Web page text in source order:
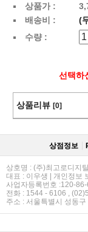
상품가 :
배송비 :
(
수량 :
선택하
상품리뷰 [0]
상점정보
상호명 : (주)최고로디지
대표 : 이우생 | 개인정보
사업자등록번호 :120-
전화 : 1544 - 6106 ,
주소 : 서울특별시 성동